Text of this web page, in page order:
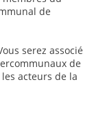
de
serez associé
de
acteurs de la